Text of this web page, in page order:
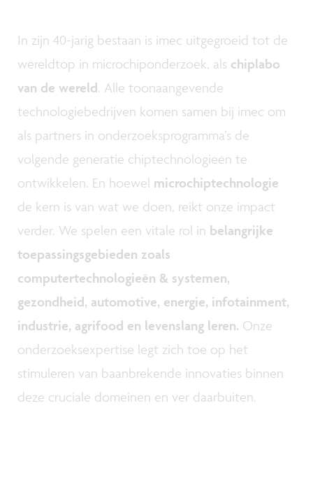
In zijn 40-jarig bestaan is imec uitgegroeid tot de
wereldtop in microchiponderzoek, als chiplabo
van de wereld. Alle toonaangevende
technologiebedrijven komen samen bij imec om
als partners in onderzoeksprogramma’s de
volgende generatie chiptechnologieën te
ontwikkelen. En hoewel microchiptechnologie
de kern is van wat we doen, reikt onze impact
verder. We spelen een vitale rol in belangrijke
toepassingsgebieden zoals
computertechnologieën & systemen,
gezondheid, automotive, energie, infotainment,
industrie, agrifood en levenslang leren. Onze
onderzoeksexpertise legt zich toe op het
stimuleren van baanbrekende innovaties binnen
deze cruciale domeinen en ver daarbuiten.